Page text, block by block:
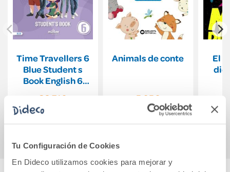
Tu Configuración de Cookies
En Dideco utilizamos cookies para mejorar y
Time Travellers 6
Blue Student s
Book English 6
36,71€
Animals de conte
5,95€
Comprar
El